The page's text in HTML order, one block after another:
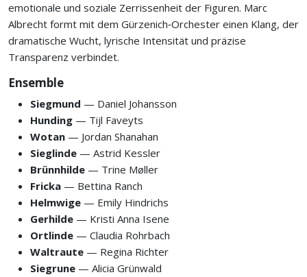
emotionale und soziale Zerrissenheit der Figuren. Marc
Albrecht formt mit dem Gürzenich‑Orchester einen Klang, der
dramatische Wucht, lyrische Intensität und präzise
Transparenz verbindet.
Ensemble
Siegmund — Daniel Johansson
Hunding — Tijl Faveyts
Wotan — Jordan Shanahan
Sieglinde — Astrid Kessler
Brünnhilde — Trine Møller
Fricka — Bettina Ranch
Helmwige — Emily Hindrichs
Gerhilde — Kristi Anna Isene
Ortlinde — Claudia Rohrbach
Waltraute — Regina Richter
Siegrune — Alicia Grünwald